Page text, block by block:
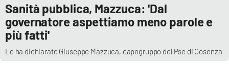
Sanità pubblica, Mazzuca: 'Dal
governatore aspettiamo meno parole e
più fatti'
Lo ha dichiarato Giuseppe Mazzuca, capogruppo del Pse di Cosenza